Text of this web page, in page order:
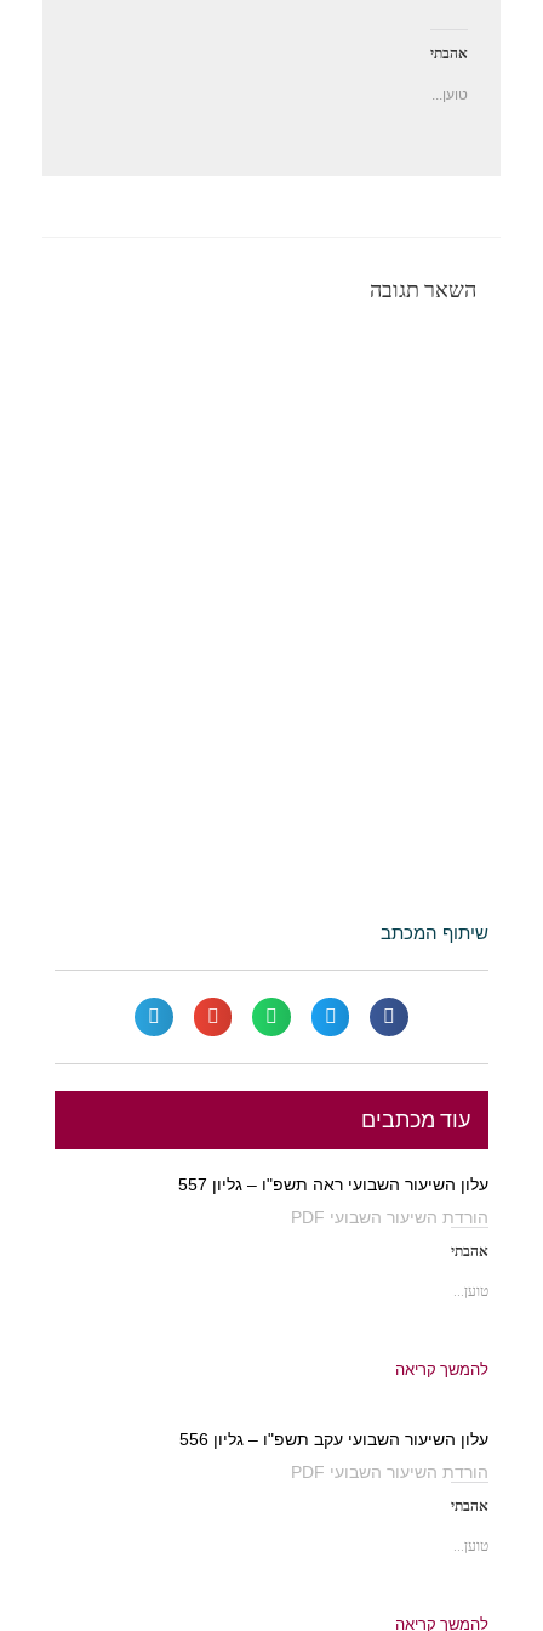
אהבתי
טוען...
השאר תגובה
שיתוף המכתב
עוד מכתבים
עלון השיעור השבועי ראה תשפ"ו – גליון 557
הורדת השיעור השבועי PDF
אהבתי
טוען...
להמשך קריאה
עלון השיעור השבועי עקב תשפ"ו – גליון 556
הורדת השיעור השבועי PDF
אהבתי
טוען...
להמשך קריאה